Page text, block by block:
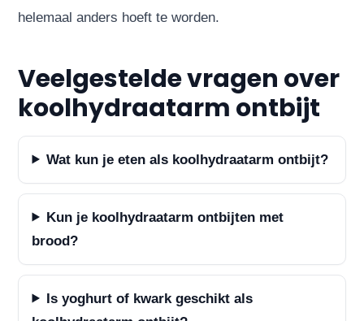
helemaal anders hoeft te worden.
Veelgestelde vragen over
koolhydraatarm ontbijt
Wat kun je eten als koolhydraatarm ontbijt?
Kun je koolhydraatarm ontbijten met
brood?
Is yoghurt of kwark geschikt als